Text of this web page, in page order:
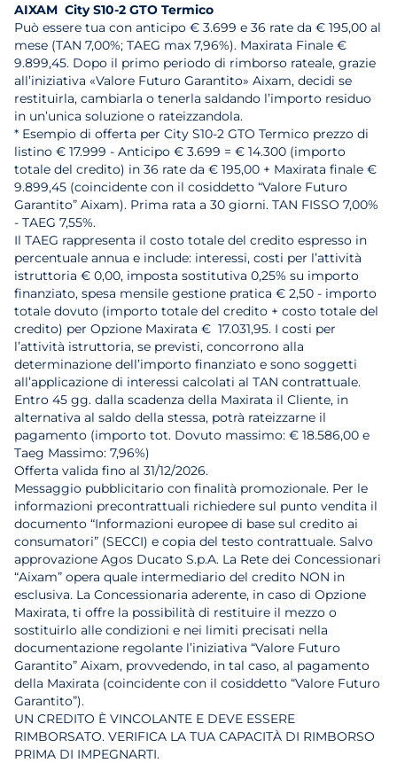
AIXAM City S10-2 GTO Termico
Può essere tua con anticipo € 3.699 e 36 rate da € 195,00 al
mese (TAN 7,00%; TAEG max 7,96%). Maxirata Finale €
9.899,45. Dopo il primo periodo di rimborso rateale, grazie
all’iniziativa «Valore Futuro Garantito» Aixam, decidi se
restituirla, cambiarla o tenerla saldando l’importo residuo
in un’unica soluzione o rateizzandola.
* Esempio di offerta per City S10-2 GTO Termico prezzo di
listino € 17.999 - Anticipo € 3.699 = € 14.300 (importo
totale del credito) in 36 rate da € 195,00 + Maxirata finale €
9.899,45 (coincidente con il cosiddetto “Valore Futuro
Garantito” Aixam). Prima rata a 30 giorni. TAN FISSO 7,00%
- TAEG 7,55%.
Il TAEG rappresenta il costo totale del credito espresso in
percentuale annua e include: interessi, costi per l’attività
istruttoria € 0,00, imposta sostitutiva 0,25% su importo
finanziato, spesa mensile gestione pratica € 2,50 - importo
totale dovuto (importo totale del credito + costo totale del
credito) per Opzione Maxirata € 17.031,95. I costi per
l’attività istruttoria, se previsti, concorrono alla
determinazione dell’importo finanziato e sono soggetti
all’applicazione di interessi calcolati al TAN contrattuale.
Entro 45 gg. dalla scadenza della Maxirata il Cliente, in
alternativa al saldo della stessa, potrà rateizzarne il
pagamento (importo tot. Dovuto massimo: € 18.586,00 e
Taeg Massimo: 7,96%)
Offerta valida fino al 31/12/2026.
Messaggio pubblicitario con finalità promozionale. Per le
informazioni precontrattuali richiedere sul punto vendita il
documento “Informazioni europee di base sul credito ai
consumatori” (SECCI) e copia del testo contrattuale. Salvo
approvazione Agos Ducato S.p.A. La Rete dei Concessionari
“Aixam” opera quale intermediario del credito NON in
esclusiva. La Concessionaria aderente, in caso di Opzione
Maxirata, ti offre la possibilità di restituire il mezzo o
sostituirlo alle condizioni e nei limiti precisati nella
documentazione regolante l’iniziativa “Valore Futuro
Garantito” Aixam, provvedendo, in tal caso, al pagamento
della Maxirata (coincidente con il cosiddetto “Valore Futuro
Garantito”).
UN CREDITO È VINCOLANTE E DEVE ESSERE
RIMBORSATO. VERIFICA LA TUA CAPACITÀ DI RIMBORSO
PRIMA DI IMPEGNARTI.